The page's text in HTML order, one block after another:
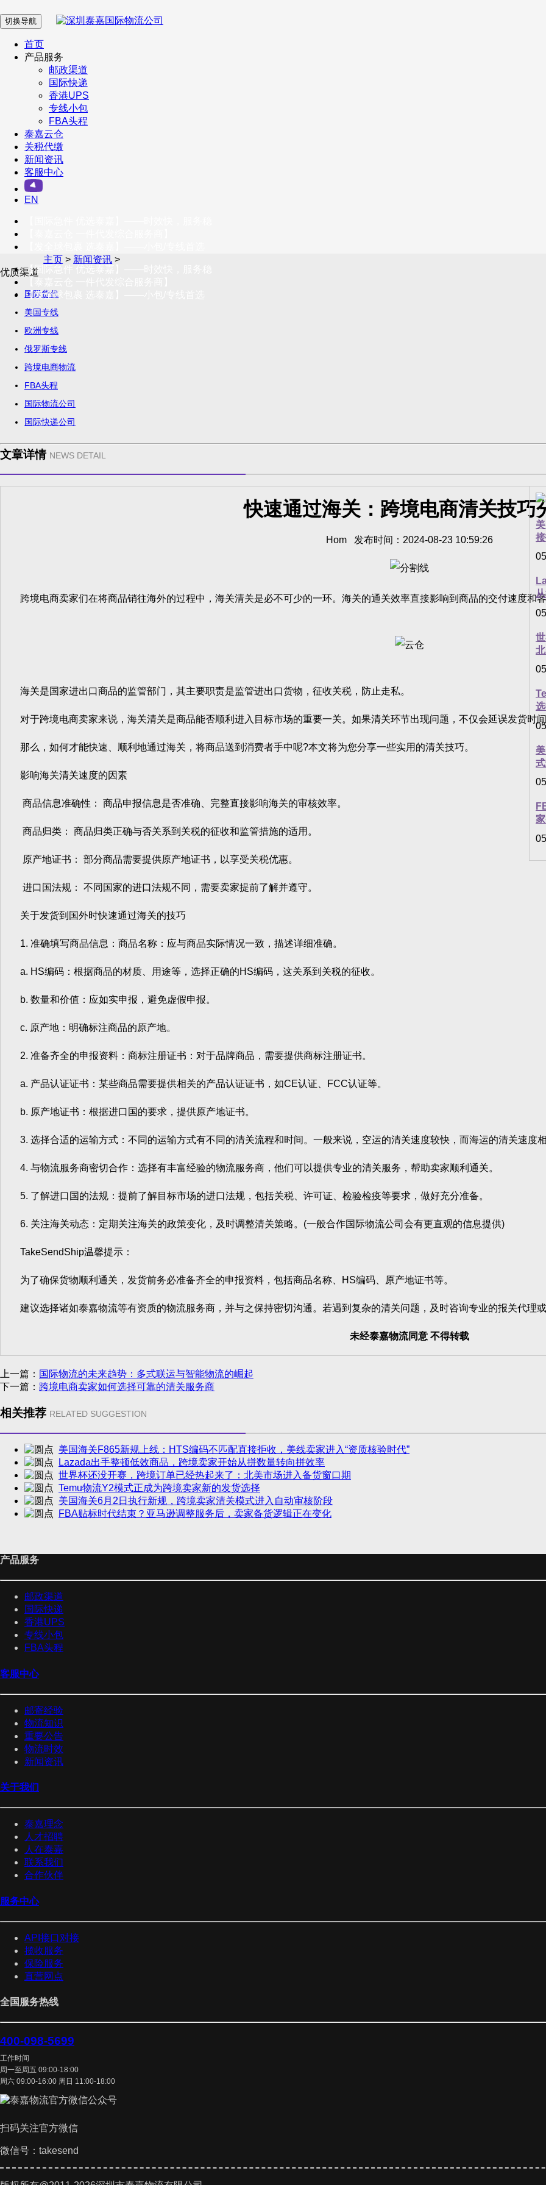
在 线 客 服
企业微信
订阅号
客户服务热线
400-098-5699
联系我们
切换导航
首页
产品服务
邮政渠道
国际快递
香港UPS
专线小包
FBA头程
泰嘉云仓
关税代缴
新闻资讯
客服中心
EN
【国际急件 优选泰嘉】——时效快，服务稳
【发全球包裹 选泰嘉】——小包/专线首选
主页 > 新闻资讯 >
优质渠道
国际货代
美国专线
欧洲专线
俄罗斯专线
跨境电商物流
FBA头程
国际物流公司
国际快递公司
文章详情 NEWS DETAIL
快速通过海关：跨境电商清关技巧
Hom 发布时间：2024-08-23 10:59:26
跨境电商卖家们在将商品销往海外的过程中，海关清关是必不可少的一环。海关的通关效率直接影响到商品的交付速度和
海关是国家进出口商品的监管部门，其主要职责是监管进出口货物，征收关税，防止走私。
对于跨境电商卖家来说，海关清关是商品能否顺利进入目标市场的重要一关。如果清关环节出现问题，不仅会延误发货时
那么，如何才能快速、顺利地通过海关，将商品送到消费者手中呢?本文将为您分享一些实用的清关技巧。
影响海关清关速度的因素
商品信息准确性： 商品申报信息是否准确、完整直接影响海关的审核效率。
商品归类： 商品归类正确与否关系到关税的征收和监管措施的适用。
原产地证书： 部分商品需要提供原产地证书，以享受关税优惠。
进口国法规： 不同国家的进口法规不同，需要卖家提前了解并遵守。
关于发货到国外时快速通过海关的技巧
1. 准确填写商品信息：商品名称：应与商品实际情况一致，描述详细准确。
a. HS编码：根据商品的材质、用途等，选择正确的HS编码，这关系到关税的征收。
b. 数量和价值：应如实申报，避免虚假申报。
c. 原产地：明确标注商品的原产地。
2. 准备齐全的申报资料：商标注册证书：对于品牌商品，需要提供商标注册证书。
a. 产品认证证书：某些商品需要提供相关的产品认证证书，如CE认证、FCC认证等。
b. 原产地证书：根据进口国的要求，提供原产地证书。
3. 选择合适的运输方式：不同的运输方式有不同的清关流程和时间。一般来说，空运的清关速度较快，而海运的清关速度
4. 与物流服务商密切合作：选择有丰富经验的物流服务商，他们可以提供专业的清关服务，帮助卖家顺利通关。
5. 了解进口国的法规：提前了解目标市场的进口法规，包括关税、许可证、检验检疫等要求，做好充分准备。
6. 关注海关动态：定期关注海关的政策变化，及时调整清关策略。(一般合作国际物流公司会有更直观的信息提供)
TakeSendShip温馨提示：
为了确保货物顺利通关，发货前务必准备齐全的申报资料，包括商品名称、HS编码、原产地证书等。
建议选择诸如泰嘉物流等有资质的物流服务商，并与之保持密切沟通。若遇到复杂的清关问题，及时咨询专业的报关代理
未经泰嘉物流同意 不得转载
上一篇： 国际物流的未来趋势：多式联运与智能物流的崛起
下一篇： 跨境电商卖家如何选择可靠的清关服务商
相关推荐 RELATED SUGGESTION
美国海关F865新规上线：HTS编码不匹配直接拒收，美线卖家进入“资质核验时代”
Lazada出手整顿低效商品，跨境卖家开始从拼数量转向拼效率
世界杯还没开赛，跨境订单已经热起来了：北美市场进入备货窗口期
Temu物流Y2模式正成为跨境卖家新的发货选择
美国海关6月2日执行新规，跨境卖家清关模式进入自动审核阶段
FBA贴标时代结束？亚马逊调整服务后，卖家备货逻辑正在变化
产品服务
邮政渠道
国际快递
香港UPS
专线小包
FBA头程
客服中心
邮寄经验
物流知识
重要公告
物流时效
新闻资讯
关于我们
泰嘉理念
人才招聘
人在泰嘉
联系我们
合作伙伴
服务中心
API接口对接
揽收服务
保险服务
直营网点
全国服务热线
400-098-5699
工作时间
周一至周五 09:00-18:00
周六 09:00-16:00 周日 11:00-18:00
扫码关注官方微信
微信号：takesend